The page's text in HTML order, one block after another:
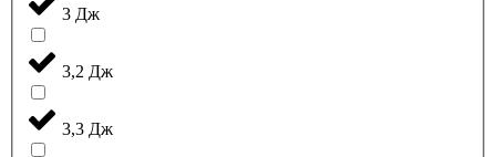
3 Дж
3,2 Дж
3,3 Дж